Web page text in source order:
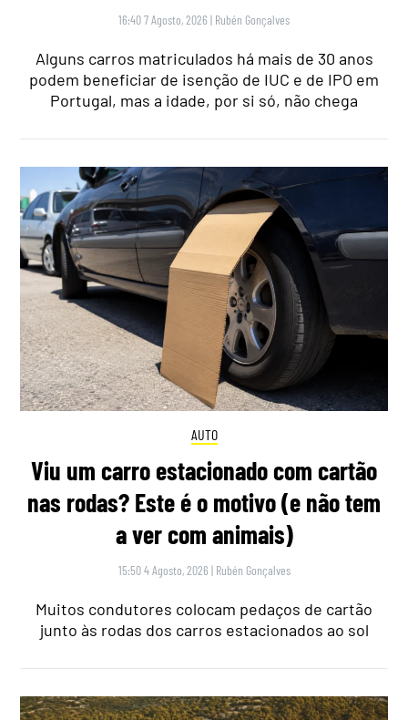
16:40 7 Agosto, 2026 | Rubén Gonçalves
Alguns carros matriculados há mais de 30 anos
podem beneficiar de isenção de IUC e de IPO em
Portugal, mas a idade, por si só, não chega
AUTO
Viu um carro estacionado com cartão
nas rodas? Este é o motivo (e não tem
a ver com animais)
15:50 4 Agosto, 2026 | Rubén Gonçalves
Muitos condutores colocam pedaços de cartão
junto às rodas dos carros estacionados ao sol